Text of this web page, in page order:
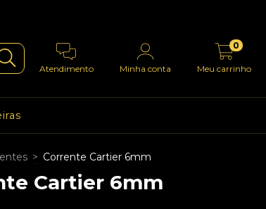
Atendimento Minha conta Meu carrinho
0
> Corrente Cartier 6mm
Cartier 6mm